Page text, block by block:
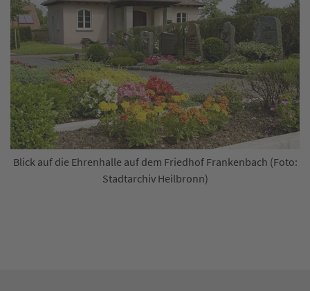
Blick auf die Ehrenhalle auf dem Friedhof Frankenbach (Foto:
Stadtarchiv Heilbronn)